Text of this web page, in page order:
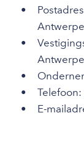
Telefoon:
E-